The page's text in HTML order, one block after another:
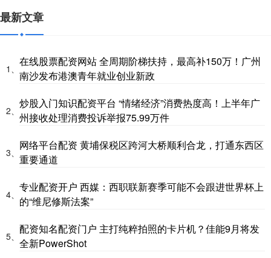
最新文章
1、
在线股票配资网站 全周期阶梯扶持，最高补150万！广州
南沙发布港澳青年就业创业新政
2、
炒股入门知识配资平台 “情绪经济”消费热度高！上半年广
州接收处理消费投诉举报75.99万件
3、
网络平台配资 黄埔保税区跨河大桥顺利合龙，打通东西区
重要通道
4、
专业配资开户 西媒：西职联新赛季可能不会跟进世界杯上
的“维尼修斯法案”
5、
配资知名配资门户 主打纯粹拍照的卡片机？佳能9月将发
全新PowerShot